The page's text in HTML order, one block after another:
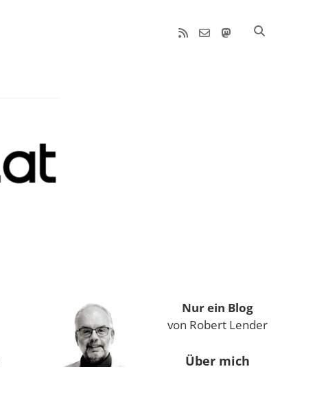
rss email-mastodon
Sidebar
Nur ein Blog
von Robert Lender
Über mich